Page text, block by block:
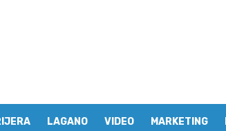
LAGANO VIDEO MARKETING